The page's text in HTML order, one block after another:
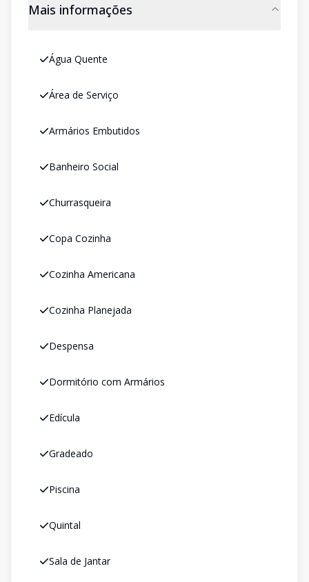
Mais informações
Água Quente
Área de Serviço
Armários Embutidos
Banheiro Social
Churrasqueira
Copa Cozinha
Cozinha Americana
Cozinha Planejada
Despensa
Dormitório com Armários
Edícula
Gradeado
Piscina
Quintal
Sala de Jantar